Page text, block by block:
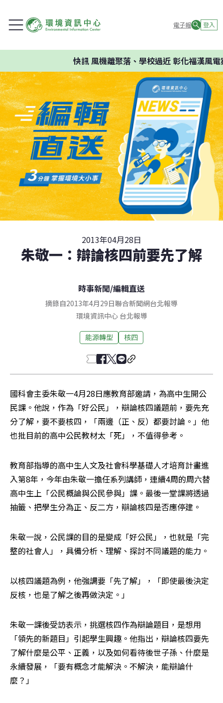
電子報 登入
快訊風機離聚落、學校過近 彰化福漢風電
2013年04月28日
朱敬一：辯論核四前要先了解
時事新聞/編輯直送
摘錄自2013年4月29日聯合新聞網台北報導
環境資訊中心 台北報導
能源轉型 核四
國科會主委朱敬一4月28日應教育部邀請，為高中生開公
民課。他說，作為「好公民」，辯論核四議題前，要先充
分了解，要不要核四，「兩邊（正、反）都要討論。」他
也批目前的高中公民教材太「死」，不值得參考。
教育部指導的高中生人文及社會科學基礎人才培育計畫進
入第8年，今年由朱敬一擔任系列講師，連續4周的周六替
高中生上「公民概論與公民參與」課。最後一堂課將透過
抽籤、把學生分為正、反二方，辯論核四是否應停建。
朱敬一說，公民課的目的是變成「好公民」，也就是「完
整的社會人」，具備分析、理解、探討不同議題的能力。
以核四議題為例，他強調要「先了解」，「即使最後決定
反核，也是了解之後再做決定。」
朱敬一課後受訪表示，挑選核四作為辯論題目，是想用
「領先的新題目」引起學生興趣。他指出，辯論核四要先
了解什麼是公平、正義，以及如何看待後世子孫、什麼是
永續發展，「要有概念才能解決。不解決，能辯論什
麼？」